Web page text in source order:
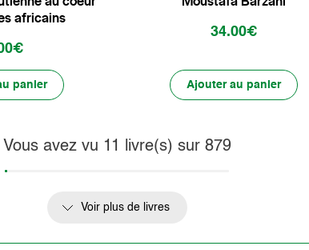
africains
panier
34.00€
Ajouter au panier
Vous avez vu 11 livre(s) sur 879
Voir plus de livres